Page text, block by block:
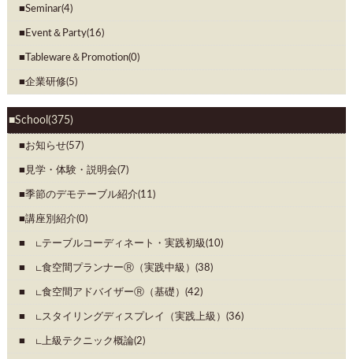
Seminar(4)
Event＆Party(16)
Tableware＆Promotion(0)
企業研修(5)
School(375)
お知らせ(57)
見学・体験・説明会(7)
季節のデモテーブル紹介(11)
講座別紹介(0)
∟テーブルコーディネート・実践初級(10)
∟食空間プランナーⓇ（実践中級）(38)
∟食空間アドバイザーⓇ（基礎）(42)
∟スタイリングディスプレイ（実践上級）(36)
∟上級テクニック概論(2)